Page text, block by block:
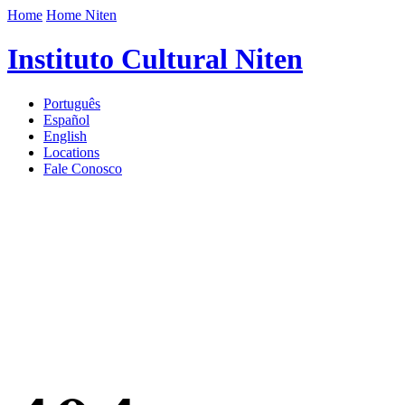
Home Home Niten
Instituto Cultural Niten
Português
Español
English
Locations
Fale Conosco